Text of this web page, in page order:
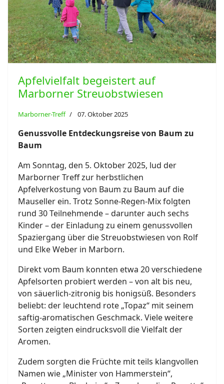
Apfelvielfalt begeistert auf
Marborner Streuobstwiesen
Marborner-Treff 07. Oktober 2025
Genussvolle Entdeckungsreise von Baum zu
Baum
Am Sonntag, den 5. Oktober 2025, lud der
Marborner Treff zur herbstlichen
Apfelverkostung von Baum zu Baum auf die
Mauseller ein. Trotz Sonne-Regen-Mix folgten
rund 30 Teilnehmende – darunter auch sechs
Kinder – der Einladung zu einem genussvollen
Spaziergang über die Streuobstwiesen von Rolf
und Elke Weber in Marborn.
Direkt vom Baum konnten etwa 20 verschiedene
Apfelsorten probiert werden – von alt bis neu,
von säuerlich-zitronig bis honigsüß. Besonders
beliebt: der leuchtend rote „Topaz“ mit seinem
saftig-aromatischen Geschmack. Viele weitere
Sorten zeigten eindrucksvoll die Vielfalt der
Aromen.
Zudem sorgten die Früchte mit teils klangvollen
Namen wie „Minister von Hammerstein“,